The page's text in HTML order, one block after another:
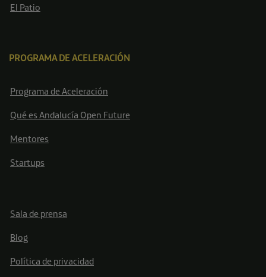
El Patio
PROGRAMA DE ACELERACIÓN
Programa de Aceleración
Qué es Andalucía Open Future
Mentores
Startups
Sala de prensa
Blog
Política de privacidad